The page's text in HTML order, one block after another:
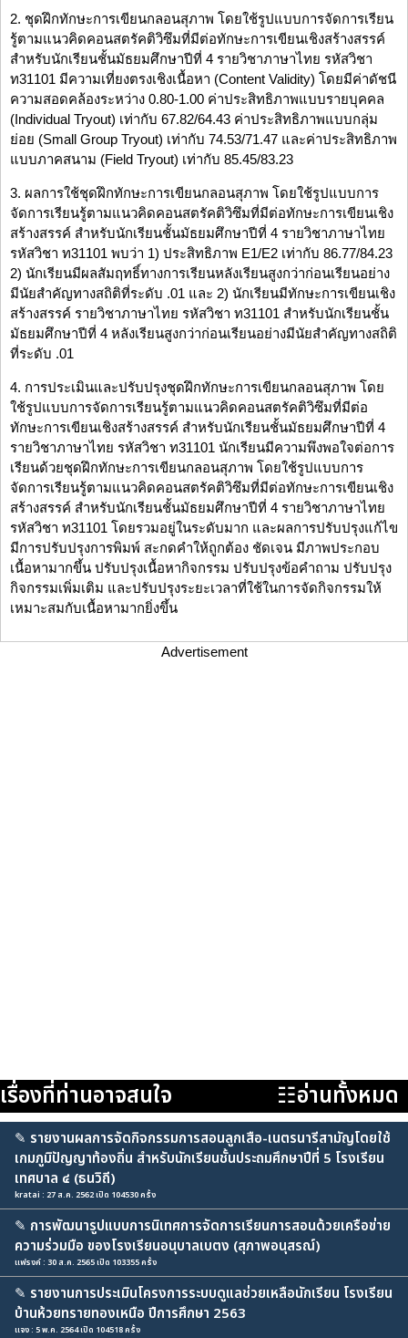
2. ชุดฝึกทักษะการเขียนกลอนสุภาพ โดยใช้รูปแบบการจัดการเรียน
รู้ตามแนวคิดคอนสตรัคติวิซึมที่มีต่อทักษะการเขียนเชิงสร้างสรรค์
สำหรับนักเรียนชั้นมัธยมศึกษาปีที่ 4 รายวิชาภาษาไทย รหัสวิชา
ท31101 มีความเที่ยงตรงเชิงเนื้อหา (Content Validity) โดยมีค่าดัชนี
ความสอดคล้องระหว่าง 0.80-1.00 ค่าประสิทธิภาพแบบรายบุคคล
(Individual Tryout) เท่ากับ 67.82/64.43 ค่าประสิทธิภาพแบบกลุ่ม
ย่อย (Small Group Tryout) เท่ากับ 74.53/71.47 และค่าประสิทธิภาพ
แบบภาคสนาม (Field Tryout) เท่ากับ 85.45/83.23
3. ผลการใช้ชุดฝึกทักษะการเขียนกลอนสุภาพ โดยใช้รูปแบบการ
จัดการเรียนรู้ตามแนวคิดคอนสตรัคติวิซึมที่มีต่อทักษะการเขียนเชิง
สร้างสรรค์ สำหรับนักเรียนชั้นมัธยมศึกษาปีที่ 4 รายวิชาภาษาไทย
รหัสวิชา ท31101 พบว่า 1) ประสิทธิภาพ E1/E2 เท่ากับ 86.77/84.23
2) นักเรียนมีผลสัมฤทธิ์ทางการเรียนหลังเรียนสูงกว่าก่อนเรียนอย่าง
มีนัยสำคัญทางสถิติที่ระดับ .01 และ 2) นักเรียนมีทักษะการเขียนเชิง
สร้างสรรค์ รายวิชาภาษาไทย รหัสวิชา ท31101 สำหรับนักเรียนชั้น
มัธยมศึกษาปีที่ 4 หลังเรียนสูงกว่าก่อนเรียนอย่างมีนัยสำคัญทางสถิติ
ที่ระดับ .01
4. การประเมินและปรับปรุงชุดฝึกทักษะการเขียนกลอนสุภาพ โดย
ใช้รูปแบบการจัดการเรียนรู้ตามแนวคิดคอนสตรัคติวิซึมที่มีต่อ
ทักษะการเขียนเชิงสร้างสรรค์ สำหรับนักเรียนชั้นมัธยมศึกษาปีที่ 4
รายวิชาภาษาไทย รหัสวิชา ท31101 นักเรียนมีความพึงพอใจต่อการ
เรียนด้วยชุดฝึกทักษะการเขียนกลอนสุภาพ โดยใช้รูปแบบการ
จัดการเรียนรู้ตามแนวคิดคอนสตรัคติวิซึมที่มีต่อทักษะการเขียนเชิง
สร้างสรรค์ สำหรับนักเรียนชั้นมัธยมศึกษาปีที่ 4 รายวิชาภาษาไทย
รหัสวิชา ท31101 โดยรวมอยู่ในระดับมาก และผลการปรับปรุงแก้ไข
มีการปรับปรุงการพิมพ์ สะกดคำให้ถูกต้อง ชัดเจน มีภาพประกอบ
เนื้อหามากขึ้น ปรับปรุงเนื้อหากิจกรรม ปรับปรุงข้อคำถาม ปรับปรุง
กิจกรรมเพิ่มเติม และปรับปรุงระยะเวลาที่ใช้ในการจัดกิจกรรมให้
เหมาะสมกับเนื้อหามากยิ่งขึ้น
Advertisement
เรื่องที่ท่านอาจสนใจ ☷อ่านทั้งหมด
✎ รายงานผลการจัดกิจกรรมการสอนลูกเสือ-เนตรนารีสามัญโดยใช้
เกมภูมิปัญญาท้องถิ่น สำหรับนักเรียนชั้นประถมศึกษาปีที่ 5 โรงเรียน
เทศบาล ๔ (ธนวิถี)
kratai : 27 ส.ค. 2562 เปิด 104530 ครั้ง
✎ การพัฒนารูปแบบการนิเทศการจัดการเรียนการสอนด้วยเครือข่าย
ความร่วมมือ ของโรงเรียนอนุบาลเบตง (สุภาพอนุสรณ์)
แฟรงค์ : 30 ส.ค. 2565 เปิด 103355 ครั้ง
✎ รายงานการประเมินโครงการระบบดูแลช่วยเหลือนักเรียน โรงเรียน
บ้านห้วยทรายทองเหนือ ปีการศึกษา 2563
แจง : 5 พ.ค. 2564 เปิด 104518 ครั้ง